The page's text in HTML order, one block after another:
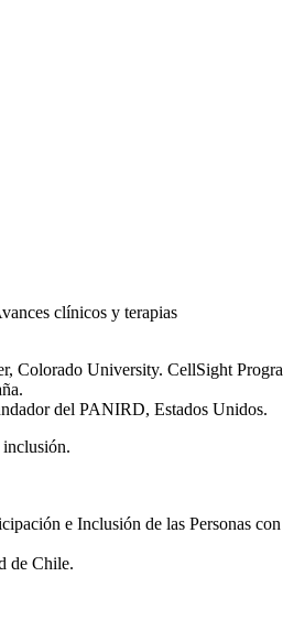
clínicos y terapias
Colorado University. CellSight
del PANIRD, Estados Unidos.
inclusión.
e Inclusión de las Personas
de Chile.